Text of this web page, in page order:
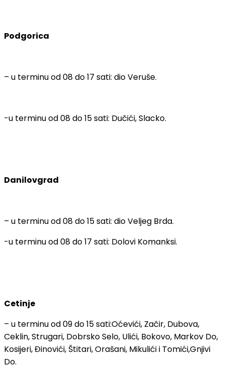
Podgorica
– u terminu od 08 do 17 sati: dio Veruše.
-u terminu od 08 do 15 sati: Dučići, Slacko.
Danilovgrad
– u terminu od 08 do 15 sati: dio Veljeg Brda.
-u terminu od 08 do 17 sati: Dolovi Komanksi.
Cetinje
– u terminu od 09 do 15 sati:Oćevići, Začir, Dubova,
Ceklin, Strugari, Dobrsko Selo, Ulići, Bokovo, Markov Do,
Kosijeri, Đinovići, Štitari, Orašani, Mikulići i Tomići,Gnjivi
Do.